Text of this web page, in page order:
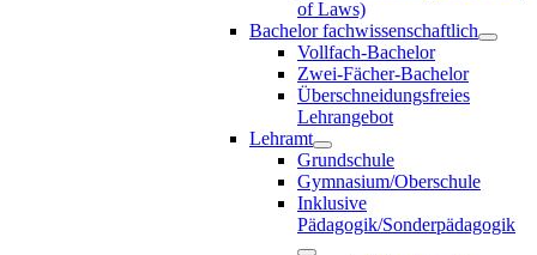
of Laws)
Bachelor fachwissenschaftlich
Vollfach-Bachelor
Zwei-Fächer-Bachelor
Überschneidungsfreies
Lehrangebot
Lehramt
Grundschule
Gymnasium/Oberschule
Inklusive
Pädagogik/Sonderpädagogik